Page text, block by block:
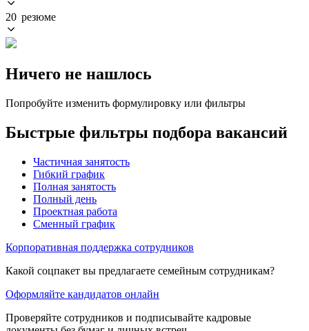
20 резюме
Ничего не нашлось
Попробуйте изменить формулировку или фильтры
Быстрые фильтры подбора вакансий
Частичная занятость
Гибкий график
Полная занятость
Полный день
Проектная работа
Сменный график
Корпоративная поддержка сотрудников
Какой соцпакет вы предлагаете семейным сотрудникам?
Оформляйте кандидатов онлайн
Проверяйте сотрудников и подписывайте кадровые